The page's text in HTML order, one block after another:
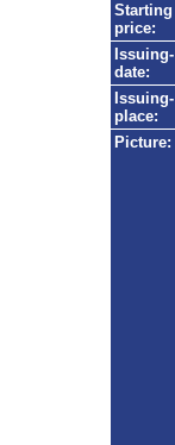
Starting
price:
Issuing-
date:
Issuing-
place:
Picture: